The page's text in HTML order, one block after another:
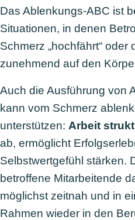
Das Ablenkungs-ABC ist
Situationen, in denen
Schmerz „hochfährt“
zunehmend auf den
Auch die Ausführung von
kann vom Schmerz
unterstützen: Arbeit
ab, ermöglicht
Selbstwertgefühl stärken.
betroffene Mitarbeitende
möglichst zeitnah und in
Rahmen wieder in den